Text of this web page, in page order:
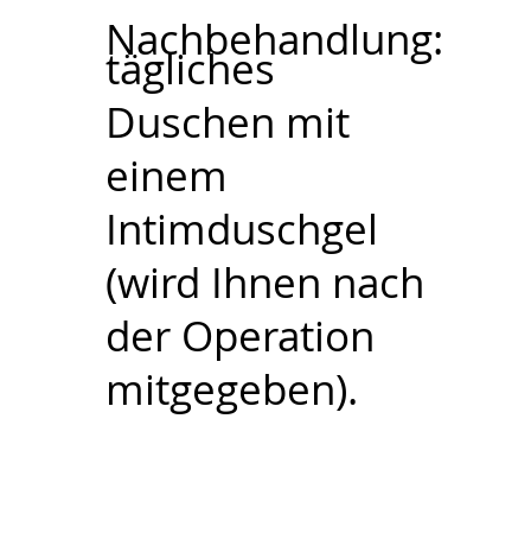
Nachbehandlung:
tägliches
Duschen mit
einem
Intimduschgel
(wird Ihnen nach
der Operation
mitgegeben).